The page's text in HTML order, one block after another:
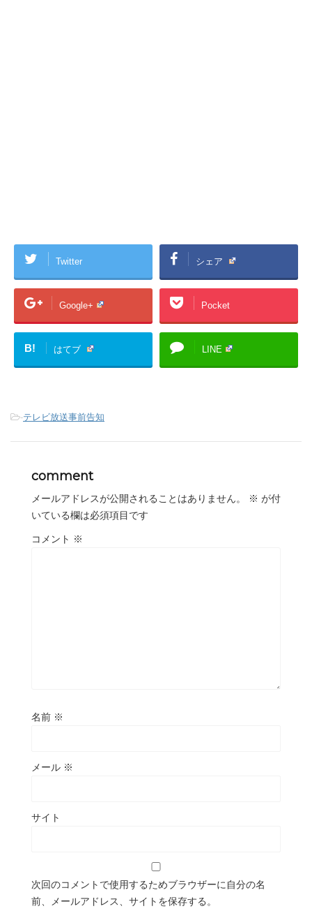
Twitter シェア
Google+ Pocket
B! はてブ LINE
-テレビ放送事前告知
comment
メールアドレスが公開されることはありません。 ※ が付
いている欄は必須項目です
コメント ※
名前 ※
メール ※
サイト
次回のコメントで使用するためブラウザーに自分の名
前、メールアドレス、サイトを保存する。